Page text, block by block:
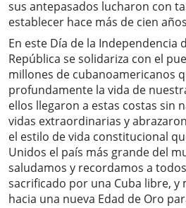
sus antepasados ​​lucharon con
establecer hace más de cien
En este Día de la Independencia
República se solidariza con el
millones de cubanoamericanos
profundamente la vida de
ellos llegaron a estas costas sin
vidas extraordinarias y
el estilo de vida constitucional
Unidos el país más grande del
saludamos y recordamos a
sacrificado por una Cuba libre, y
hacia una nueva Edad de Oro